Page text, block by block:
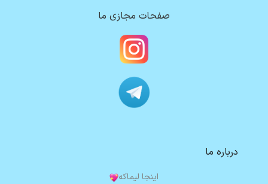
صفحات مجازی ما
درباره ما
اینجا لیماکه